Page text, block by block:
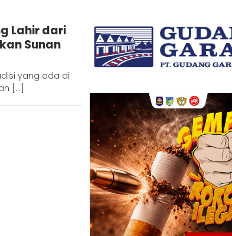
Lahir dari
Sunan
yang ada di
[…]